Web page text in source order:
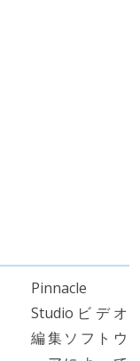
Pinnacle
Studioビデオ
編集ソフトウ